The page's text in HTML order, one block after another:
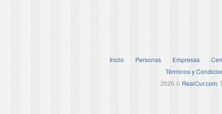
Inicio Personas Empresas
Términos y
2026 © RealCur.com.